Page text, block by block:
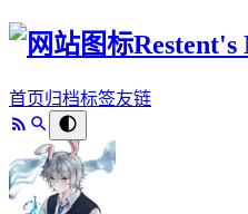
Restent's
首页归档标签友链